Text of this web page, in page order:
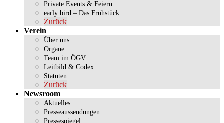
Private Events & Feiern
early bird – Das Frühstück
Zurück
Verein
Über uns
Organe
Team im ÖGV
Leitbild & Codex
Statuten
Zurück
Newsroom
Aktuelles
Presseaussendungen
Pressespiegel